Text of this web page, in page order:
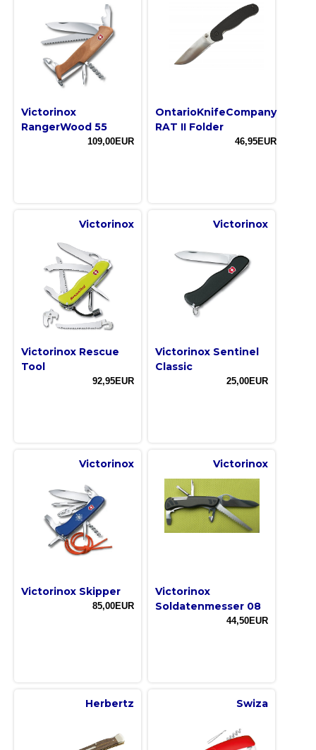
Victorinox
RangerWood 55
109,00EUR
OntarioKnifeCompany
RAT II Folder
46,95EUR
Victorinox
Victorinox Rescue
Tool
92,95EUR
Victorinox
Victorinox Sentinel
Classic
25,00EUR
Victorinox
Victorinox Skipper
85,00EUR
Victorinox
Victorinox
Soldatenmesser 08
44,50EUR
Herbertz Swiza